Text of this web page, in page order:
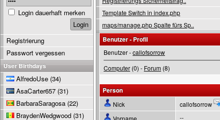
Template Switch in index.php
maps/manage.php Spalte fürs Sp..
Benutzer - Profil
Benutzer -callofsorrow
Computer (0) - Forum (8)
Person
Nick
callofsorrow
Vorname
--
Login dauerhaft merken
Registrierung
Passwort vergessen
User Birthdays
AlfredoUse (34)
AsaCarter657 (31)
BarbaraSaragosa (22)
BraydenWedgwood (31)